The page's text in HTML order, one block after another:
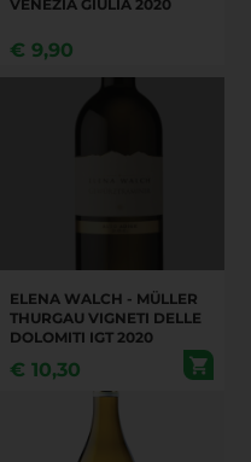
VENEZIA GIULIA 2020
€ 9,90
ELENA WALCH - MÜLLER
THURGAU VIGNETI DELLE
DOLOMITI IGT 2020
€ 10,30